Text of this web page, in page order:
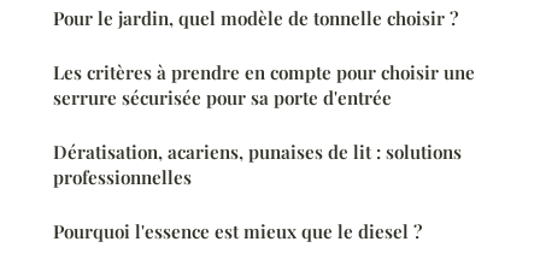
Pour le jardin, quel modèle de tonnelle choisir ?
Les critères à prendre en compte pour choisir une
serrure sécurisée pour sa porte d'entrée
Dératisation, acariens, punaises de lit : solutions
professionnelles
Pourquoi l'essence est mieux que le diesel ?